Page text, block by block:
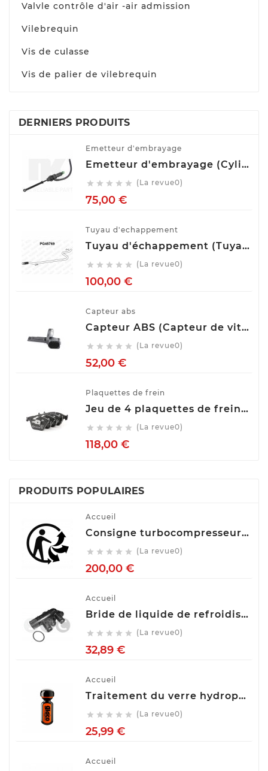
Valvle contrôle d'air -air admission
Vilebrequin
Vis de culasse
Vis de palier de vilebrequin
DERNIERS PRODUITS
Emetteur d'embrayage
Emetteur d'embrayage (Cylindre émetteur de débrayage) NK 832508
     (La revue0)
75,00 €Prix
Tuyau d'echappement
Tuyau d'échappement (Tuyau d'échappement) VENEPORTE PG45769
     (La revue0)
100,00 €Prix
Capteur abs
Capteur ABS (Capteur de vitesse de roue) BOSCH 0 265 007 928
     (La revue0)
52,00 €Prix
Plaquettes de frein
Jeu de 4 plaquettes de frein ATE 13.0460-7275.2
     (La revue0)
118,00 €Prix
PRODUITS POPULAIRES
Accueil
Consigne turbocompresseur echange standart
     (La revue0)
200,00 €Prix
Accueil
Bride de liquide de refroidissement STC T403544
     (La revue0)
32,89 €Prix
Accueil
Traitement du verre hydrophobe Soft99 Ultra Glaco, 70 ml 10310
     (La revue0)
25,99 €Prix
Accueil